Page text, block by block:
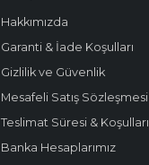
Hakkımızda
Garanti & İade Koşulları
Gizlilik ve Güvenlik
Mesafeli Satış Sözleşmesi
Teslimat Süresi & Koşulları
Banka Hesaplarımız